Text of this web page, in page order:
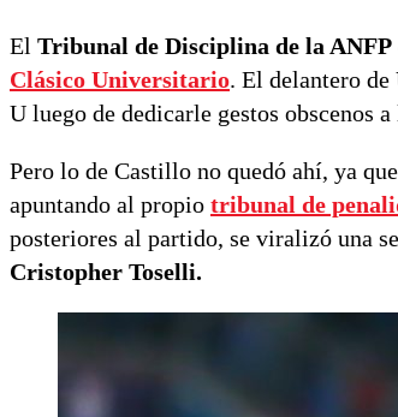
El Tribunal de Disciplina de la ANFP
Clásico Universitario. El delantero de
U luego de dedicarle gestos obscenos
Pero lo de Castillo no quedó ahí, ya
apuntando al propio tribunal de
posteriores al partido, se viralizó una
Cristopher Toselli.